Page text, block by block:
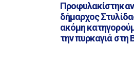
δήμαρχος
ακόμη
την πυρκαγιά στη